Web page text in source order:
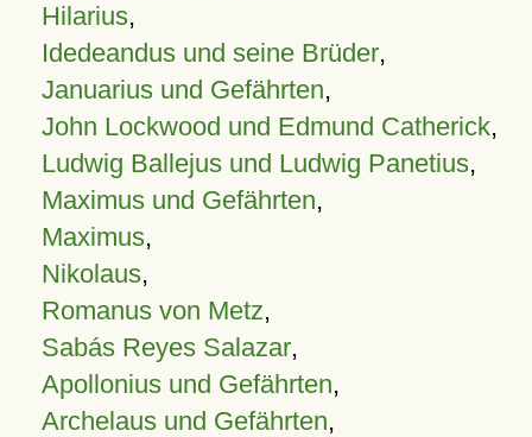
Hilarius,
Idedeandus und seine Brüder,
Januarius und Gefährten,
John Lockwood und Edmund Catherick,
Ludwig Ballejus und Ludwig Panetius,
Maximus und Gefährten,
Maximus,
Nikolaus,
Romanus von Metz,
Sabás Reyes Salazar,
Apollonius und Gefährten,
Archelaus und Gefährten,